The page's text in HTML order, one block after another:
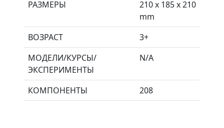
РАЗМЕРЫ
210 x 185 x 210
mm
ВОЗРАСТ
3+
МОДЕЛИ/КУРСЫ/
ЭКСПЕРИМЕНТЫ
N/A
КОМПОНЕНТЫ 208